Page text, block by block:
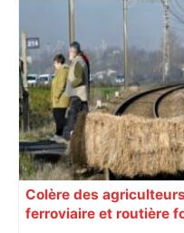
Colère des
ferroviaire et routière